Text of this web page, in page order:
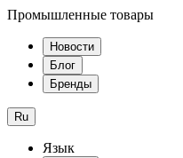
Промышленные товары
Новости
Блог
Бренды
Ru
Язык